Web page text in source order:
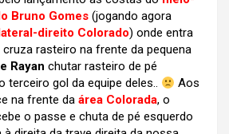
Bruno Gomes (jogando agora
direito Colorado) onde entra
cruza rasteiro na frente da pequena
Rayan chutar rasteiro de pé
terceiro gol da equipe deles..
Aos
na frente da área Colorada, o
o passe e chuta de pé esquerdo